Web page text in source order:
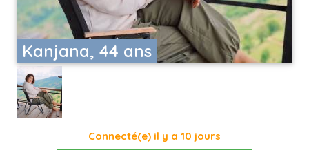
Kanjana, 44 ans
Connecté(e) il y a 10 jours